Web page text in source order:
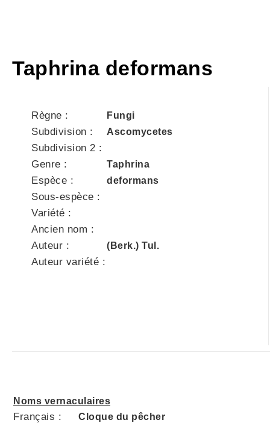
Taphrina deformans
Règne : Fungi
Subdivision : Ascomycetes
Subdivision 2 :
Genre :
Taphrina
Espèce : deformans
Sous-espèce :
Variété :
Ancien nom :
Auteur :
(Berk.) Tul.
Auteur variété :
Noms vernaculaires
Français : Cloque du pêcher